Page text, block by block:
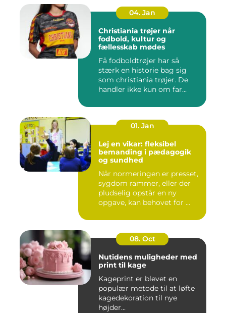
04. Jan
Christiania trøjer når
fodbold, kultur og
fællesskab mødes
Få fodboldtrøjer har så
stærk en historie bag sig
som christiania trøjer. De
handler ikke kun om far...
01. Jan
Lej en vikar: fleksibel
bemanding i pædagogik
og sundhed
Når normeringen er presset,
sygdom rammer, eller der
pludselig opstår en ny
opgave, kan behovet for ...
08. Oct
Nutidens muligheder med
print til kage
Kageprint er blevet en
populær metode til at løfte
kagedekoration til nye
højder...